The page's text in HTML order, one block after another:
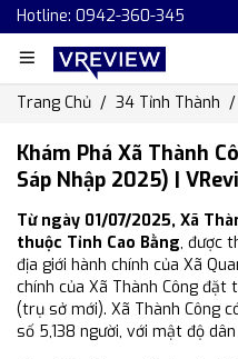
Hotline: 0942-360-345
Trang Chủ 34 Tỉnh Thành
Khám Phá Xã Thành
Sáp Nhập 2025) |
Từ ngày 01/07/2025, Xã
thuộc Tỉnh Cao Bằng, được
địa giới hành chính của Xã
chính của Xã Thành Công đặt
(trụ sở mới). Xã Thành Công
số 5,138 người, với mật độ